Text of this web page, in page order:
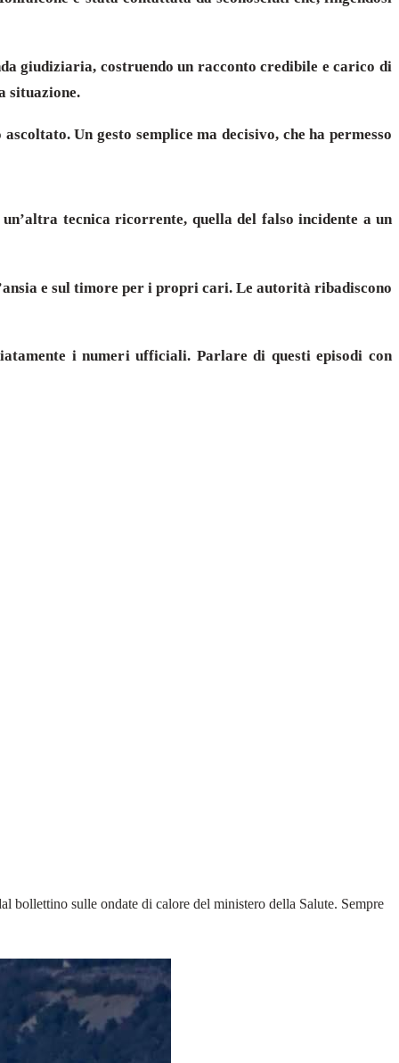
giudiziaria, costruendo un racconto credibile e carico di
situazione.
Un gesto semplice ma decisivo, che ha permesso
tecnica ricorrente, quella del falso incidente a un
e sul timore per i propri cari. Le autorità ribadiscono
i numeri ufficiali. Parlare di questi episodi con
bollettino sulle ondate di calore del ministero della Salute. Sempre